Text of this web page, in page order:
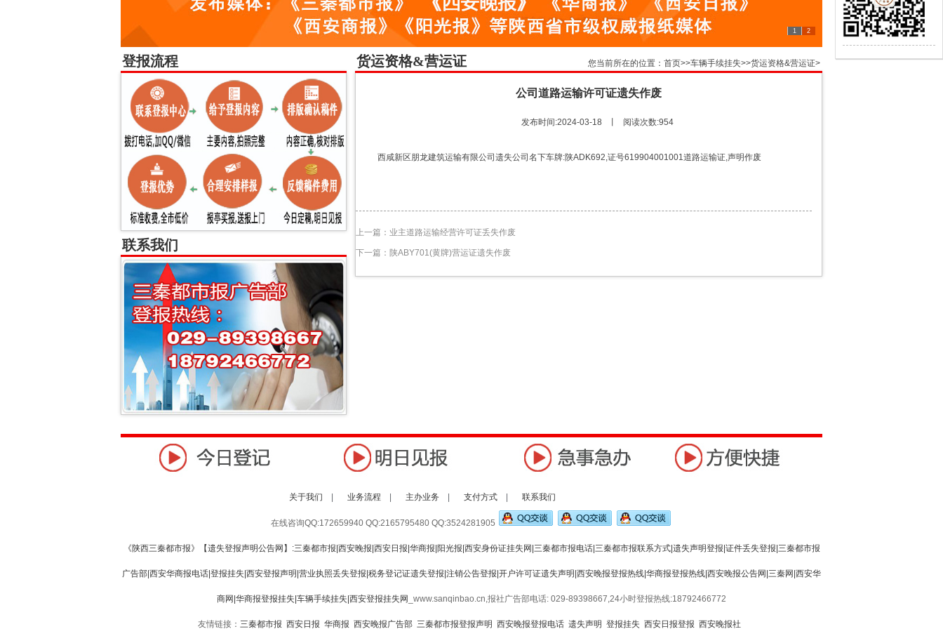
1 2
登报流程
联系我们
货运资格&营运证 您当前所在的位置： 首页>>车辆手续挂失>>货运资格&营运证>
公司道路运输许可证遗失作废
发布时间:2024-03-18 丨 阅读次数:954
西咸新区朋龙建筑运输有限公司遗失公司名下车牌:陕ADK692,证号619904001001道路运输证,声明作废
上一篇： 业主道路运输经营许可证丢失作废
下一篇： 陕ABY701(黄牌)营运证遗失作废
关于我们 业务流程 主办业务 支付方式 联系我们
在线咨询QQ:172659940 QQ:2165795480 QQ:3524281905
《陕西三秦都市报》【遗失登报声明公告网】:三秦都市报|西安晚报|西安日报|华商报|阳光报|西安身份证挂失网|三秦都市报电话|三秦都市报联系方式|遗失声明登报|证件丢失登报|三秦都市报
广告部|西安华商报电话|登报挂失|西安登报声明|营业执照丢失登报|税务登记证遗失登报|注销公告登报|开户许可证遗失声明|西安晚报登报热线|华商报登报热线|西安晚报公告网|三秦网|西安华
商网|华商报登报挂失|车辆手续挂失|西安登报挂失网 _www.sanqinbao.cn,报社广告部电话: 029-89398667,24小时登报热线:18792466772
友情链接： 三秦都市报 西安日报 华商报 西安晚报广告部 三秦都市报登报声明 西安晚报登报电话 遗失声明 登报挂失 西安日报登报 西安晚报社